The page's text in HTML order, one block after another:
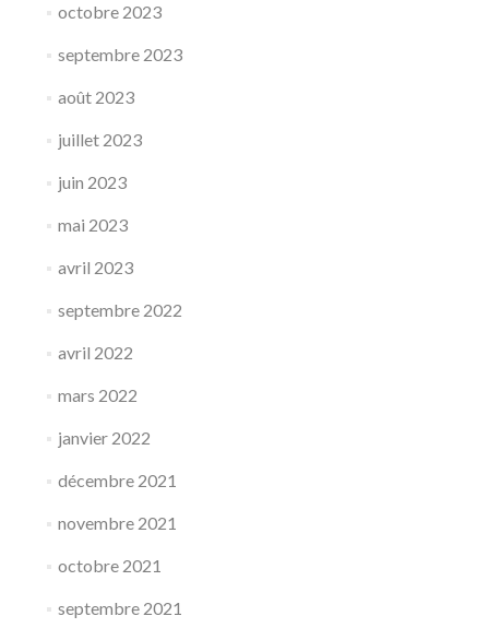
octobre 2023
septembre 2023
août 2023
juillet 2023
juin 2023
mai 2023
avril 2023
septembre 2022
avril 2022
mars 2022
janvier 2022
décembre 2021
novembre 2021
octobre 2021
septembre 2021